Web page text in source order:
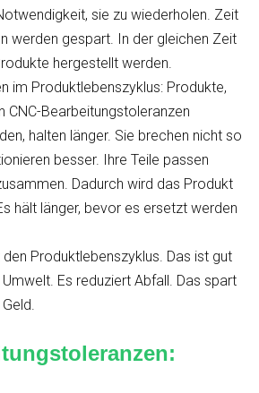
sie zu wiederholen. Zeit
werden gespart. In der gleichen Zeit
hergestellt werden.
im Produktlebenszyklus: Produkte,
CNC-Bearbeitungstoleranzen
halten länger. Sie brechen nicht so
besser. Ihre Teile passen
Dadurch wird das Produkt
hält länger, bevor es ersetzt werden
Produktlebenszyklus. Das ist gut
Es reduziert Abfall. Das spart